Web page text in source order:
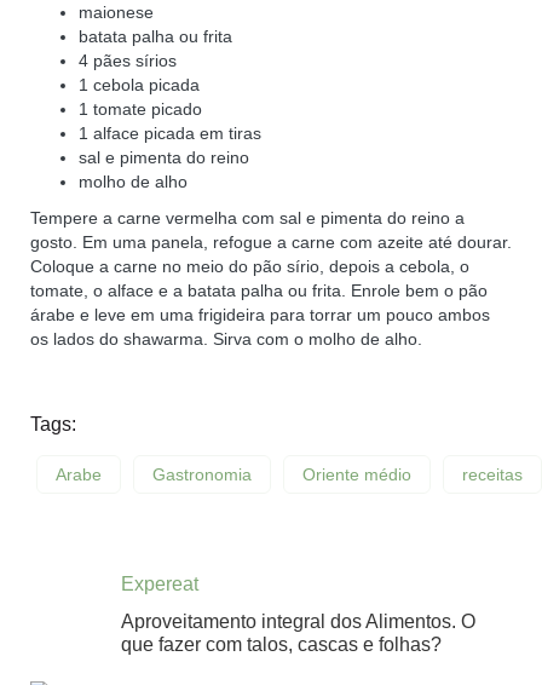
maionese
batata palha ou frita
4 pães sírios
1 cebola picada
1 tomate picado
1 alface picada em tiras
sal e pimenta do reino
molho de alho
Tempere a carne vermelha com sal e pimenta do reino a
gosto. Em uma panela, refogue a carne com azeite até dourar.
Coloque a carne no meio do pão sírio, depois a cebola, o
tomate, o alface e a batata palha ou frita. Enrole bem o pão
árabe e leve em uma frigideira para torrar um pouco ambos
os lados do shawarma. Sirva com o molho de alho.
Tags:
Arabe Gastronomia Oriente médio receitas
Expereat
Aproveitamento integral dos Alimentos. O
que fazer com talos, cascas e folhas?